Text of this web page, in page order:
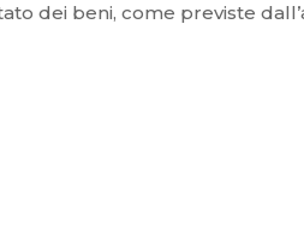
dei beni, come previste